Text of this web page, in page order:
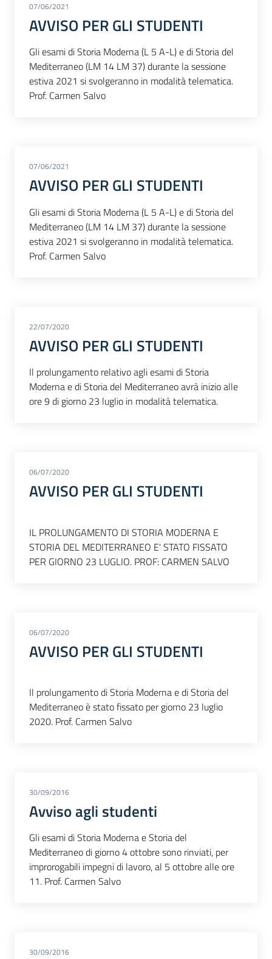
07/06/2021
AVVISO PER GLI STUDENTI
Gli esami di Storia Moderna (L 5 A-L) e di Storia del
Mediterraneo (LM 14 LM 37) durante la sessione
estiva 2021 si svolgeranno in modalità telematica.
Prof. Carmen Salvo
07/06/2021
AVVISO PER GLI STUDENTI
Gli esami di Storia Moderna (L 5 A-L) e di Storia del
Mediterraneo (LM 14 LM 37) durante la sessione
estiva 2021 si svolgeranno in modalità telematica.
Prof. Carmen Salvo
22/07/2020
AVVISO PER GLI STUDENTI
Il prolungamento relativo agli esami di Storia
Moderna e di Storia del Mediterraneo avrà inizio alle
ore 9 di giorno 23 luglio in modalità telematica.
06/07/2020
AVVISO PER GLI STUDENTI
IL PROLUNGAMENTO DI STORIA MODERNA E
STORIA DEL MEDITERRANEO E' STATO FISSATO
PER GIORNO 23 LUGLIO. PROF: CARMEN SALVO
06/07/2020
AVVISO PER GLI STUDENTI
Il prolungamento di Storia Moderna e di Storia del
Mediterraneo è stato fissato per giorno 23 luglio
2020. Prof. Carmen Salvo
30/09/2016
Avviso agli studenti
Gli esami di Storia Moderna e Storia del
Mediterraneo di giorno 4 ottobre sono rinviati, per
improrogabili impegni di lavoro, al 5 ottobre alle ore
11. Prof. Carmen Salvo
30/09/2016